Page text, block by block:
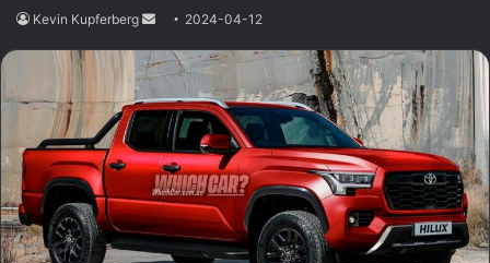
Kevin Kupferberg
Send
email
2024-04-12